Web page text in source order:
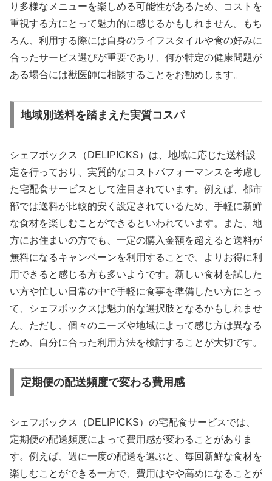
り多様なメニューを楽しめる可能性があるため、コストを
重視する方にとって魅力的に感じるかもしれません。もち
ろん、利用する際には自身のライフスタイルや食の好みに
合ったサービス選びが重要であり、何か特定の健康問題が
ある場合には獣医師に相談することをお勧めします。
地域別送料を踏まえた実質コスパ
シェフボックス（DELIPICKS）は、地域に応じた送料設
定を行っており、実質的なコストパフォーマンスを考慮し
た宅配食サービスとして注目されています。例えば、都市
部では送料が比較的安く設定されているため、手軽に新鮮
な食材を楽しむことができるといわれています。また、地
方にお住まいの方でも、一定の購入金額を超えると送料が
無料になるキャンペーンを利用することで、よりお得に利
用できると感じる方も多いようです。新しい食材を試した
い方や忙しい日常の中で手軽に食事を準備したい方にとっ
て、シェフボックスは魅力的な選択肢となるかもしれませ
ん。ただし、個々のニーズや地域によって感じ方は異なる
ため、自分に合った利用方法を検討することが大切です。
定期便の配送頻度で変わる費用感
シェフボックス（DELIPICKS）の宅配食サービスでは、
定期便の配送頻度によって費用感が変わることがありま
す。例えば、週に一度の配送を選ぶと、毎回新鮮な食材を
楽しむことができる一方で、費用はやや高めになることが